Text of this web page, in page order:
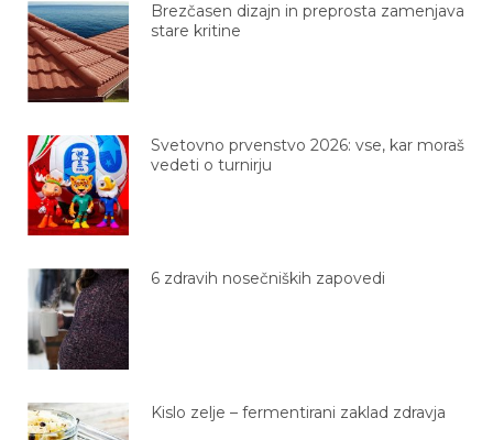
Brezčasen dizajn in preprosta zamenjava
stare kritine
Svetovno prvenstvo 2026: vse, kar moraš
vedeti o turnirju
6 zdravih nosečniških zapovedi
Kislo zelje – fermentirani zaklad zdravja